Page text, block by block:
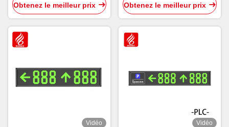
standard 485 LED PGS
Obtenez le meilleur prix
stationnement à LED
Obtenez le meilleur prix
Vidéo Vidéo